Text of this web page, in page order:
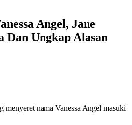
Angel, Jane
Dan Ungkap Alasan
menyeret nama Vanessa Angel masuki